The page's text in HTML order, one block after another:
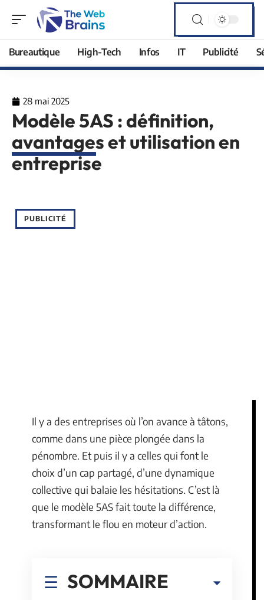
Bureautique High-Tech Infos IT Publicité
28 mai 2025
Modèle 5AS : définition,
avantages et utilisation en
entreprise
PUBLICITÉ
Il y a des entreprises où l’on avance à tâtons,
comme dans une pièce plongée dans la
pénombre. Et puis il y a celles qui font le
choix d’un cap partagé, d’une dynamique
collective qui balaie les hésitations. C’est là
que le modèle 5AS fait toute la différence,
transformant le flou en moteur d’action.
SOMMAIRE